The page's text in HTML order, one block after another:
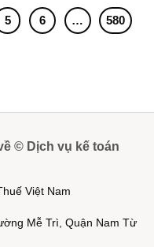
5 6 … 580
© Dịch vụ kế toán
Việt Nam
Mễ Trì, Quận Nam Từ